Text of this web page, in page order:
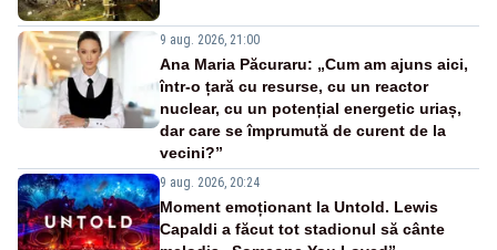
9 aug. 2026, 21:00
Ana Maria Păcuraru: „Cum am ajuns aici,
într-o țară cu resurse, cu un reactor
nuclear, cu un potențial energetic uriaș,
dar care se împrumută de curent de la
vecini?”
9 aug. 2026, 20:24
Moment emoționant la Untold. Lewis
Capaldi a făcut tot stadionul să cânte